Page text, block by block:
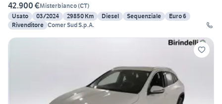
42.900 €Misterbianco(CT)
Usato
03/2024 29850 Km Diesel Sequenziale
Euro 6
Rivenditore Comer Sud S.p.A.